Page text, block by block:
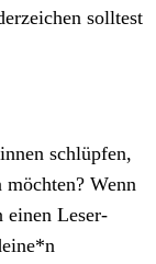
solltest
schlüpfen,
Wenn
einen Leser-